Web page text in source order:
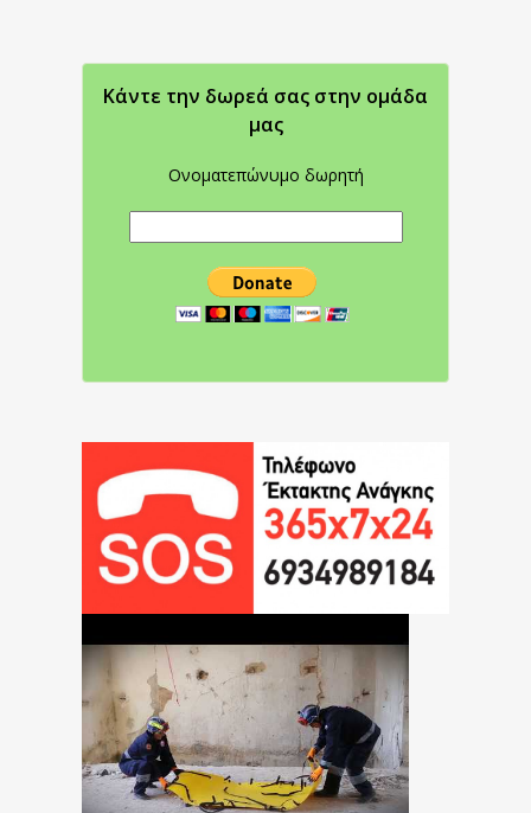
Κάντε την δωρεά σας στην oμάδα
μας
Ονοματεπώνυμο δωρητή